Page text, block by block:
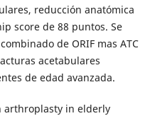
reducción anatómica
score de 88 puntos. Se
de ORIF mas ATC
acetabulares
de edad avanzada.
in elderly